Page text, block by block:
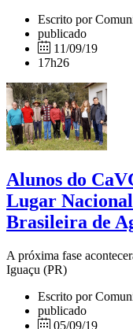
Escrito por
publicado
11/09/19
17h26
Alunos do
Lugar
Brasileira de
A próxima fase
Iguaçu (PR)
Escrito por
publicado
05/09/19